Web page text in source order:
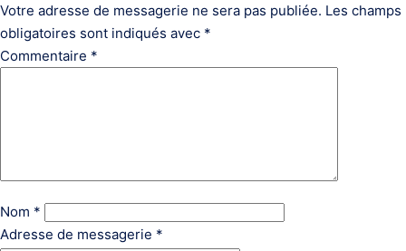
Votre adresse de messagerie ne sera pas publiée. Les champs
obligatoires sont indiqués avec *
Commentaire *
Nom *
Adresse de messagerie *